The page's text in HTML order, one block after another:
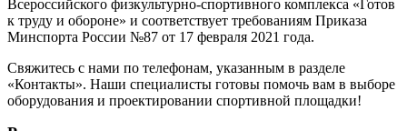
Всероссийского физкультурно-спортивного комплекса «Готов
к труду и обороне» и соответствует требованиям Приказа
Минспорта России №87 от 17 февраля 2021 года.
Свяжитесь с нами по телефонам, указанным в разделе
«Контакты». Наши специалисты готовы помочь вам в выборе
оборудования и проектировании спортивной площадки!